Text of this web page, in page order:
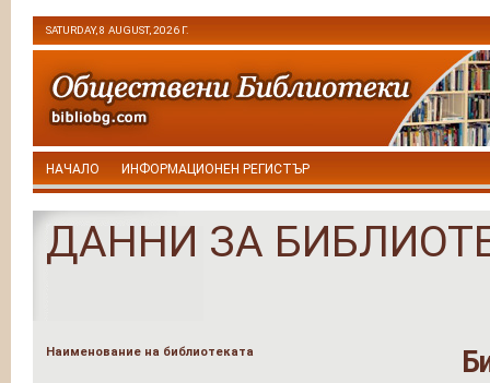
SATURDAY, 8 AUGUST, 2026 Г.
НАЧАЛО ИНФОРМАЦИОНЕН РЕГИСТЪР
ДАННИ ЗА
Наименование на библиотеката